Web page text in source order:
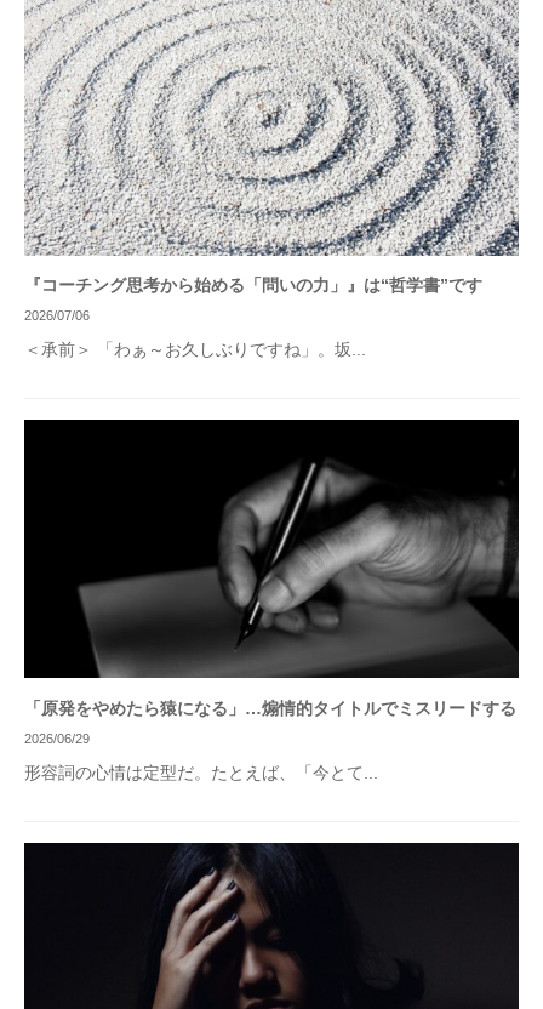
『コーチング思考から始める「問いの力」』は“哲学書”です
2026/07/06
＜承前＞ 「わぁ～お久しぶりですね」。坂...
「原発をやめたら猿になる」…煽情的タイトルでミスリードする
2026/06/29
形容詞の心情は定型だ。たとえば、「今とて...